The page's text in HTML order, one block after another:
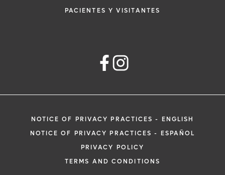
PACIENTES Y VISITANTES
NOTICE OF PRIVACY PRACTICES - ENGLISH
NOTICE OF PRIVACY PRACTICES - ESPAÑOL
PRIVACY POLICY
TERMS AND CONDITIONS